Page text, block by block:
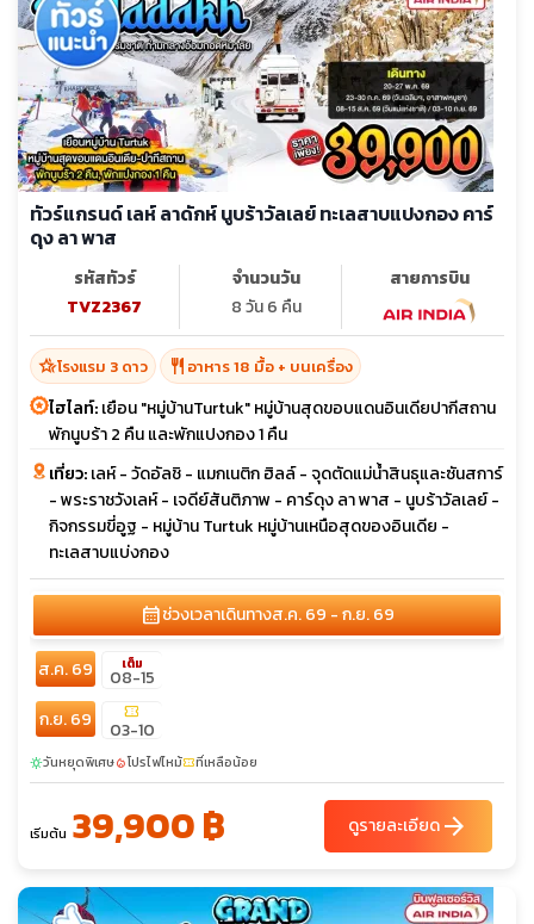
ทัวร์แกรนด์ เลห์ ลาดักห์ นูบร้าวัลเลย์ ทะเลสาบแปงกอง คาร์
ดุง ลา พาส
รหัสทัวร์
TVZ2367
จำนวนวัน
8 วัน 6 คืน
สายการบิน
hotel_classโรงแรม 3 ดาว restaurant อาหาร 18 มื้อ + บนเครื่อง
ไฮไลท์:เยือน "หมู่บ้านTurtuk" หมู่บ้านสุดขอบแดนอินเดียปากีสถาน
พักนูบร้า 2 คืน และพักแปงกอง 1 คืน
เที่ยว:เลห์ - วัดอัลชิ - แมกเนติก ฮิลล์ - จุดตัดแม่น้ำสินธุและซันสการ์
- พระราชวังเลห์ - เจดีย์สันติภาพ - คาร์ดุง ลา พาส - นูบร้าวัลเลย์ -
กิจกรรมขี่อูฐ - หมู่บ้าน Turtuk หมู่บ้านเหนือสุดของอินเดีย -
ทะเลสาบแบ่งกอง
calendar_monthช่วงเวลาเดินทางส.ค. 69 - ก.ย. 69
ส.ค. 69 เต็ม
08-15
ก.ย. 69
confirmation_number
03-10
sunnyวันหยุดพิเศษlocal_fire_departmentโปรไฟไหม้confirmation_numberที่เหลือน้อย
เริ่มต้น 39,900 ฿ ดูรายละเอียดarrow_forward